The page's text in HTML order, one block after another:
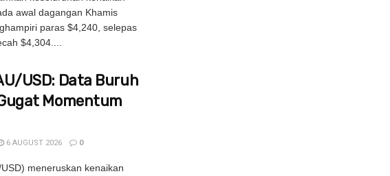
awal dagangan Khamis
paras $4,240, selepas
$4,304....
USD: Data Buruh
Momentum
6 AUGUST 2026 0
meneruskan kenaikan